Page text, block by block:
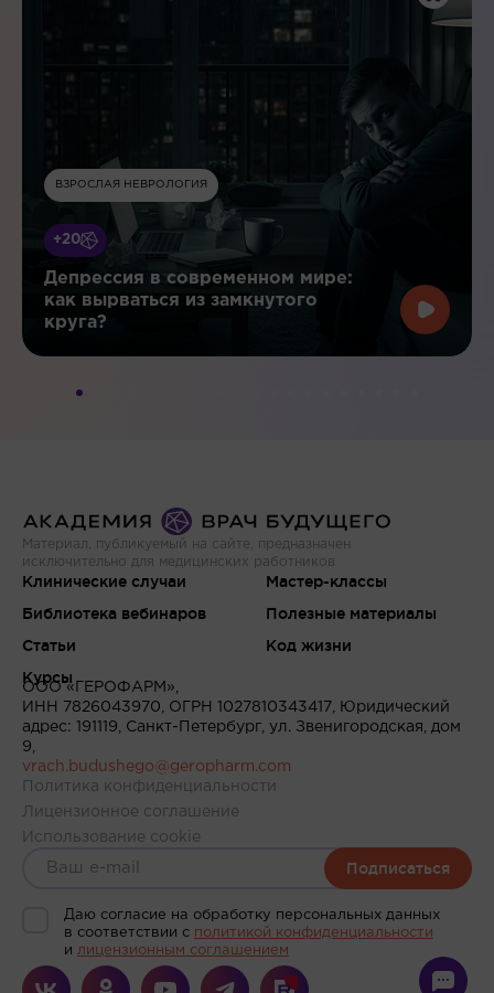
ВЗРОСЛАЯ НЕВРОЛОГИЯ
+20
Депрессия в современном мире:
как вырваться из замкнутого
круга?
Материал, публикуемый на сайте, предназначен
исключительно для медицинских работников
Клинические случаи
Библиотека вебинаров
Статьи
Курсы
Мастер-классы
Полезные материалы
Код жизни
ООО «ГЕРОФАРМ»,
ИНН 7826043970, ОГРН 1027810343417, Юридический
адрес: 191119, Санкт-Петербург, ул. Звенигородская, дом
9,
vrach.budushego@geropharm.com
Политика конфиденциальности
Лицензионное соглашение
Использование cookie
Подписаться
Даю согласие на обработку персональных данных
в соответствии c политикой конфиденциальности
и лицензионным соглашением